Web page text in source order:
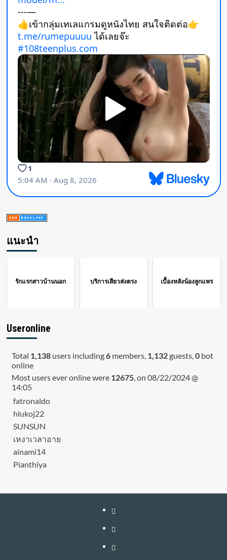
แนะนำ
รักแรกสาวบ้านนอก บริการเสียวส่งตรง เบื้องหลังน้องลูกแพร
Useronline
Total 1,138users including6members, 1,132guests,0bot
online
Most users ever online were 12675, on 08/22/2024 @
14:05
fatronaldo
hlukoj22
SUNSUN
เหงาเวลาอาย
ainami14
Pianthiya
หน้า
แรก
สมัคร
สมาชิก
เติม